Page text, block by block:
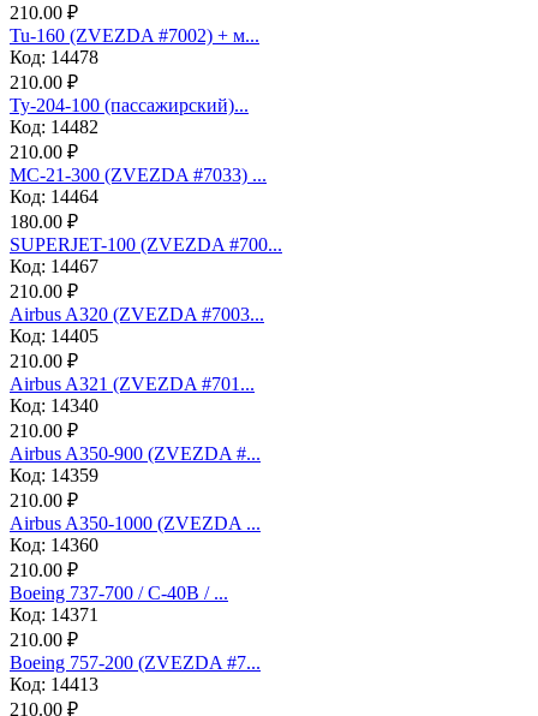
210.00 ₽
Tu-160 (ZVEZDA #7002) + м...
Код: 14478
210.00 ₽
Ту-204-100 (пассажирский)...
Код: 14482
210.00 ₽
МС-21-300 (ZVEZDA #7033) ...
Код: 14464
180.00 ₽
SUPERJET-100 (ZVEZDA #700...
Код: 14467
210.00 ₽
Аirbus A320 (ZVEZDA #7003...
Код: 14405
210.00 ₽
Аirbus A321 (ZVEZDA #701...
Код: 14340
210.00 ₽
Airbus A350-900 (ZVEZDA #...
Код: 14359
210.00 ₽
Airbus A350-1000 (ZVEZDA ...
Код: 14360
210.00 ₽
Boeing 737-700 / C-40B / ...
Код: 14371
210.00 ₽
Boeing 757-200 (ZVEZDA #7...
Код: 14413
210.00 ₽